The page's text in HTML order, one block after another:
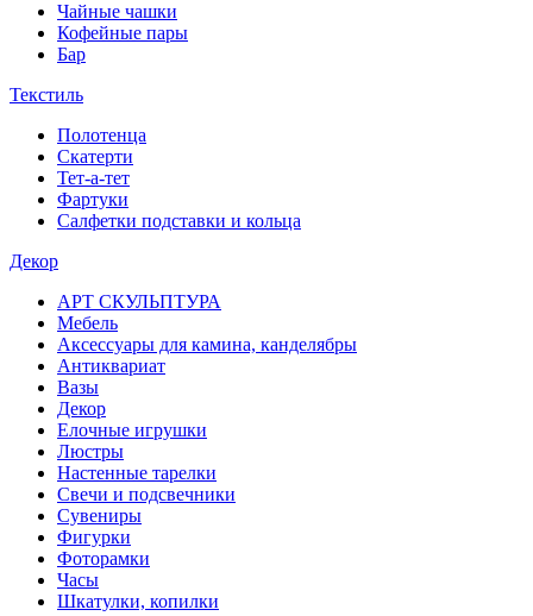
Чайные чашки
Кофейные пары
Бар
Текстиль
Полотенца
Скатерти
Тет-а-тет
Фартуки
Салфетки подставки и кольца
Декор
АРТ СКУЛЬПТУРА
Мебель
Аксессуары для камина, канделябры
Антиквариат
Вазы
Декор
Елочные игрушки
Люстры
Настенные тарелки
Свечи и подсвечники
Сувениры
Фигурки
Фоторамки
Часы
Шкатулки, копилки